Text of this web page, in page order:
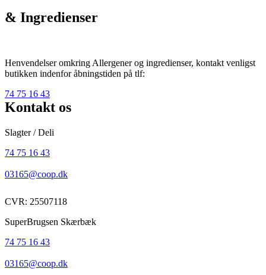
& Ingredienser
Henvendelser omkring Allergener og ingredienser, kontakt venligst
butikken indenfor åbningstiden på tlf:
74 75 16 43
Kontakt os
Slagter / Deli
74 75 16 43
03165@coop.dk
CVR: 25507118
SuperBrugsen Skærbæk
74 75 16 43
03165@coop.dk